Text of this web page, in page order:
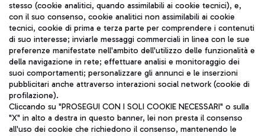
TRAVEL JOURNAL
ITA
stesso (cookie analitici, quando assimilabili ai cookie tecnici), e,
con il suo consenso, cookie analitici non assimilabili ai cookie
tecnici, cookie di prima e terza parte per comprendere i contenuti
di suo interesse; inviarle messaggi commerciali in linea con le sue
preferenze manifestate nell'ambito dell'utilizzo delle funzionalità e
della navigazione in rete; effettuare analisi e monitoraggio dei
suoi comportamenti; personalizzare gli annunci e le inserzioni
pubblicitari anche attraverso interazioni social network (cookie di
profilazione).
Cliccando su "PROSEGUI CON I SOLI COOKIE NECESSARI" o sulla
"X" in alto a destra in questo banner, lei non presta il consenso
all'uso dei cookie che richiedono il consenso, mantenendo le